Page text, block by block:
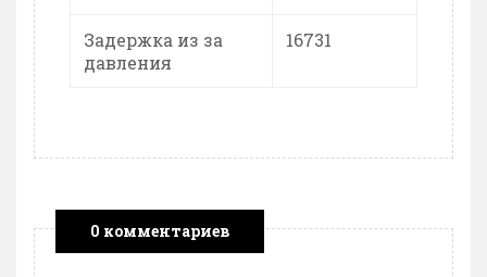
Задержка из за
давления
16731
0 комментариев